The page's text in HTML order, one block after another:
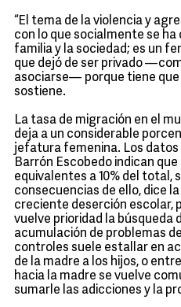
“El tema de la violencia y
con lo que socialmente se
familia y la sociedad; es un
que dejó de ser privado
asociarse— porque tiene que
sostiene.
La tasa de migración en el
deja a un considerable
jefatura femenina. Los
Barrón Escobedo indican
equivalentes a 10% del total,
consecuencias de ello, dice
creciente deserción escolar,
vuelve prioridad la búsqueda
acumulación de problemas
controles suele estallar en
de la madre a los hijos, o
hacia la madre se vuelve
sumarle las adicciones y la